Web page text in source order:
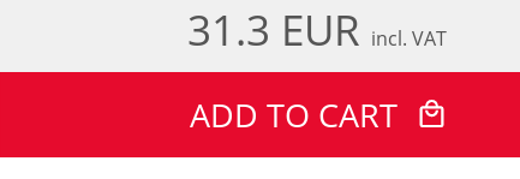
31.3 EUR incl. VAT
ADD TO CART